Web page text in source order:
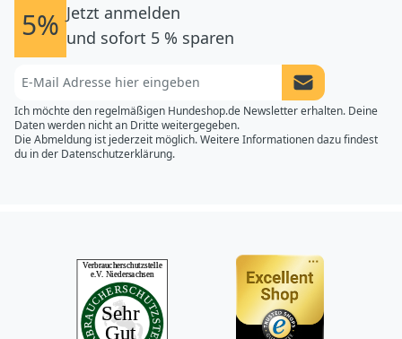
5% Jetzt anmelden
und sofort 5 % sparen
Newsletter
Ich möchte den regelmäßigen Hundeshop.de Newsletter erhalten. Deine
Daten werden nicht an Dritte weitergegeben.
Die Abmeldung ist jederzeit möglich. Weitere Informationen dazu findest
du in der Datenschutzerklärung.